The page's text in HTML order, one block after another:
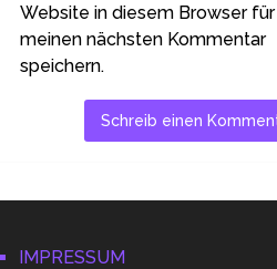
Website in diesem Browser für
meinen nächsten Kommentar
speichern.
IMPRESSUM